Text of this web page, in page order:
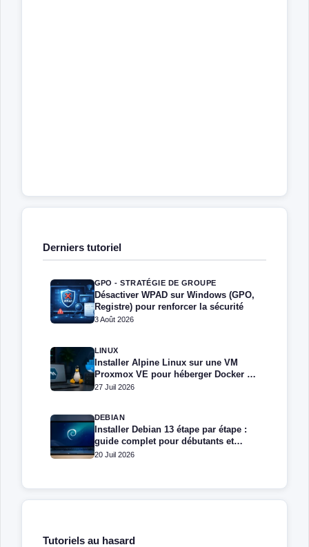
Derniers tutoriel
GPO - STRATÉGIE DE GROUPE
Désactiver WPAD sur Windows (GPO,
Registre) pour renforcer la sécurité
3 Août 2026
LINUX
Installer Alpine Linux sur une VM
Proxmox VE pour héberger Docker et
Docker Compose
27 Juil 2026
DEBIAN
Installer Debian 13 étape par étape :
guide complet pour débutants et
administrateurs
20 Juil 2026
Tutoriels au hasard